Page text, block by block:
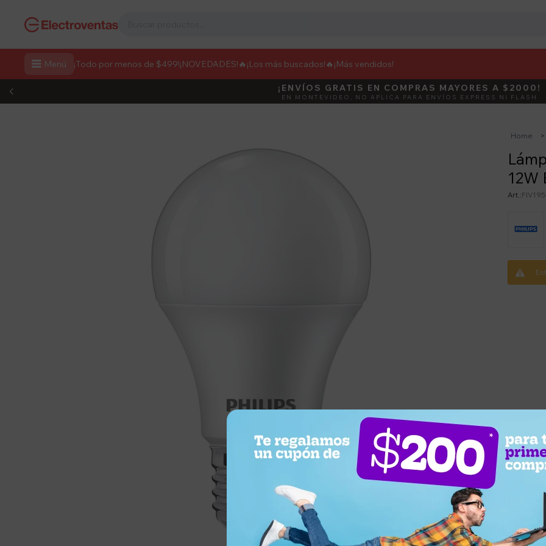
 Menú ¡Todo por menos de $499!¡NOVEDADES! 🔥¡Los más buscados!🔥 ¡Más vendidos!
DEBUT ACTIVÁ
¡ENVÍOS GRATIS EN COMPRAS MAYORES A $2000!
EN MONTEVIDEO, NO APLICA PARA ENVÍOS EXPRESS NI FLASH
Home
12W